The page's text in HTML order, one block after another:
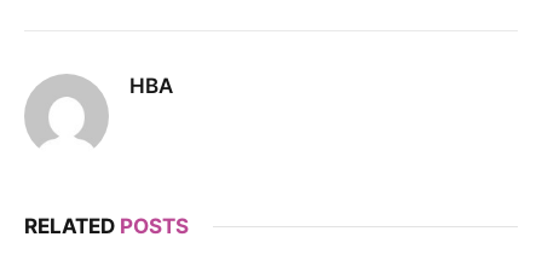
HBA
RELATED POSTS